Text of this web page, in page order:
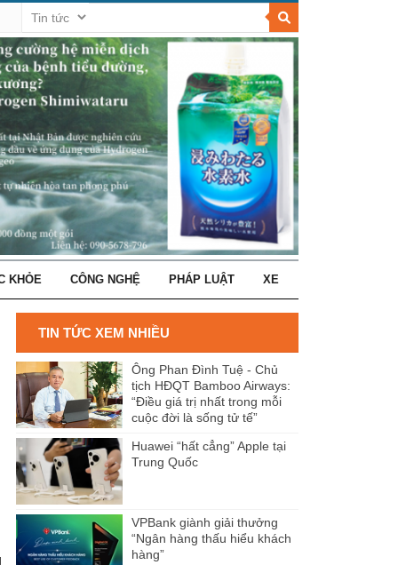
KHỎE CÔNG NGHỆ PHÁP LUẬT XE
TIN TỨC XEM NHIỀU
Ông Phan Đình Tuệ - Chủ
tịch HĐQT Bamboo Airways:
“Điều giá trị nhất trong mỗi
cuộc đời là sống tử tế”
Huawei “hất cẳng” Apple tại
Trung Quốc
VPBank giành giải thưởng
“Ngân hàng thấu hiểu khách
hàng”